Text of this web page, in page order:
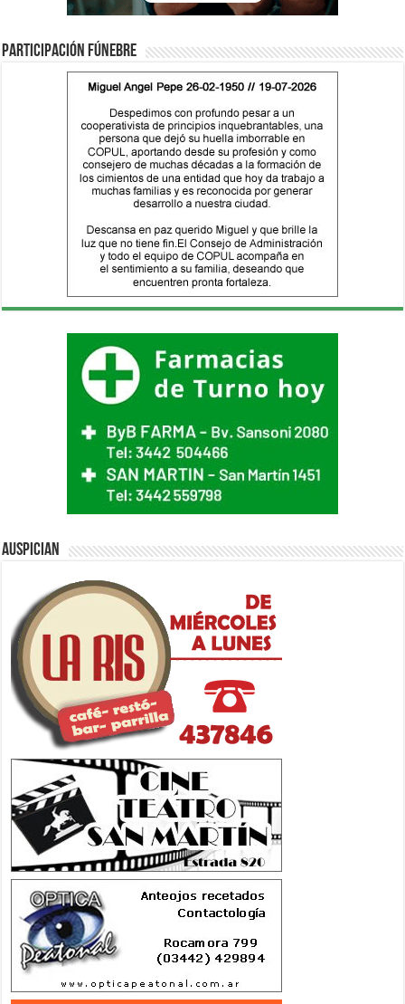
Participación fúnebre
Auspician